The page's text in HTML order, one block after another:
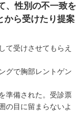
、性別の不一致を
から受けたり提案
て受けさせてもらえ
グで胸部レントゲン
準備された。受診票
の目に留まらないよ